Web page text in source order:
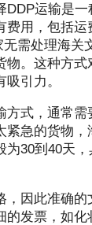
DDP运输是
费用，包括运
无需处理海关
物。这种方式
引力。
方式，通常需
紧急的货物，
为30到40天
因此准确的
的发票，如化